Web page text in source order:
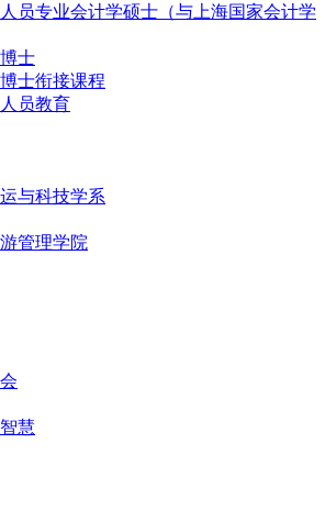
员专业会计学硕士（与上海国家会计学
士
士衔接课程
员教育
与科技学系
管理学院
慧